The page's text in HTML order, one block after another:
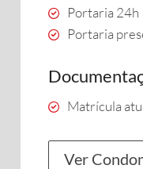
Portaria 24h
Portaria
Matrícula
Ver